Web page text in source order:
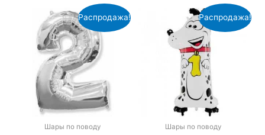
Распродажа!
Шары по поводу
Распродажа!
Шары по поводу